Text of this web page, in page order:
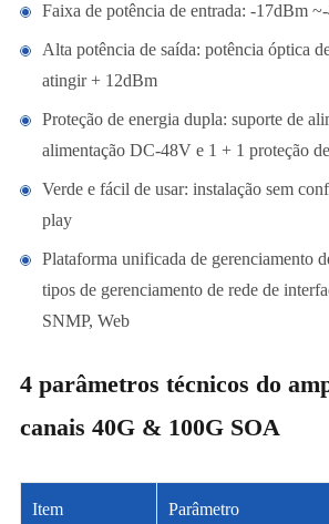
Faixa de potência de entrada: -17dBm
Alta potência de saída: potência óptica
atingir + 12dBm
Proteção de energia dupla: suporte de
alimentação DC-48V e 1 + 1 proteção
Verde e fácil de usar: instalação sem
play
Plataforma unificada de gerenciamento
tipos de gerenciamento de rede de
SNMP, Web
4 parâmetros técnicos do
canais 40G & 100G SOA
Item Parâmetro